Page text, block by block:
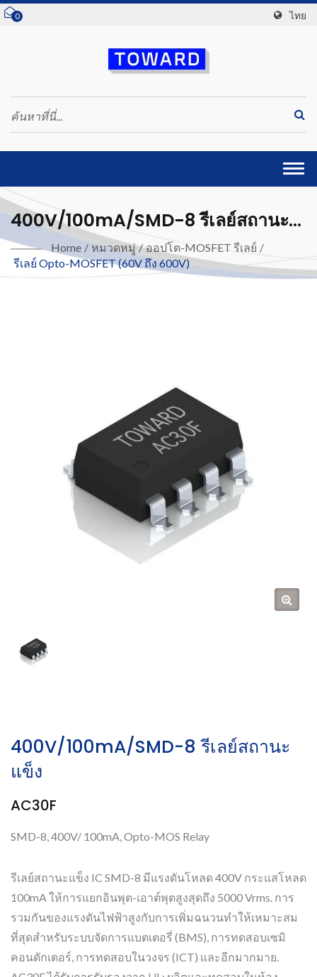
0 ไทย
400V/100mA/SMD-8 รีเลย์สถานะ
แข็ง
Home / หมวดหมู่ / ออปโต-MOSFET รีเลย์ /
รีเลย์ Opto-MOSFET (60V ถึง 600V)
400V/100mA/SMD-8 รีเลย์สถานะ
แข็ง
AC30F
SMD-8, 400V/ 100mA, Opto-MOS Relay
รีเลย์สถานะแข็ง IC SMD-8 มีแรงดันโหลด 400V กระแสโหลด
100mA ให้การแยกอินพุต-เอาต์พุตสูงสุดถึง 5000 Vrms. การ
รวมกันของแรงดันไฟฟ้าสูงกับการเพิ่มฉนวนทำให้เหมาะสม
ที่สุดสำหรับระบบจัดการแบตเตอรี่ (BMS), การทดสอบเซมิ
คอนดักเตอร์, การทดสอบในวงจร (ICT) และอีกมากมาย.